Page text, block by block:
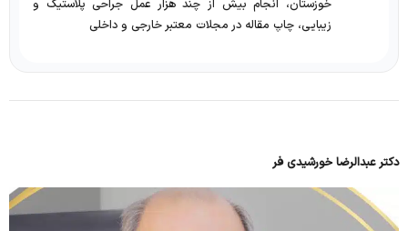
خوزستان، انجام بیش از چند هزار عمل جراحی پلاستیک و
زیبایی، چاپ مقاله در مجلات معتبر خارجی و داخلی
دکتر عبدالرضا خورشیدی فر